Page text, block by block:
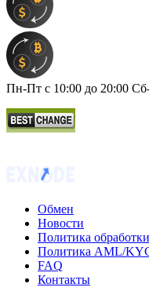
Пн-Пт с 10:00 до 20:00
Обмен
Новости
Политика
Политика AML/
FAQ
Контакты